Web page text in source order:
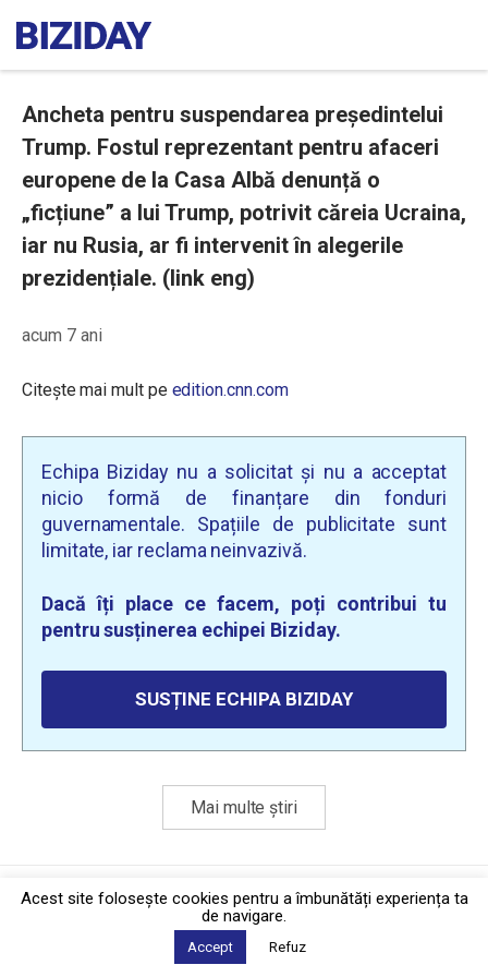
Ancheta pentru suspendarea președintelui
Trump. Fostul reprezentant pentru afaceri
europene de la Casa Albă denunță o
„ficțiune” a lui Trump, potrivit căreia Ucraina,
iar nu Rusia, ar fi intervenit în alegerile
prezidențiale. (link eng)
acum 7 ani
Citește mai mult pe edition.cnn.com
Echipa Biziday nu a solicitat și nu a acceptat
nicio formă de finanțare din fonduri
guvernamentale. Spațiile de publicitate sunt
limitate, iar reclama neinvazivă.
Dacă îți place ce facem, poți contribui tu
pentru susținerea echipei Biziday.
SUSȚINE ECHIPA BIZIDAY
Mai multe știri
Politica de confidențialitate·Contact
2026 © Biziday
Acest site foloseşte cookies pentru a îmbunătăți experiența ta
de navigare.
Accept Refuz